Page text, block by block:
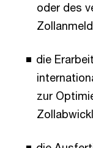
oder des
die
zur